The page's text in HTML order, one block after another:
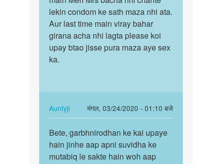
को
चाटना
चाहिये
by
upay
btao
jisse…
lekin condom ke sath maza nhi ata.
Aur last time main viray bahar
girana acha nhi lagta please koi
upay btao jisse pura maza aye sex
ka.
Auntyji
मंगल, 03/24/2020 - 01:10 बजे
In
reply
to
Sex
ka
Bete,
garbhnirodhan
ke
Bete, garbhnirodhan ke kai upaye
hain jinhe aap apni suvidha ke
mutabiq le sakte hain woh aap